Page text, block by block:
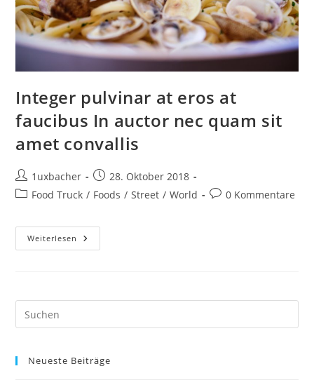
Integer pulvinar at eros at
faucibus In auctor nec quam sit
amet convallis
1uxbacher
28. Oktober 2018
Food Truck / Foods / Street / World 0 Kommentare
Weiterlesen
Neueste Beiträge